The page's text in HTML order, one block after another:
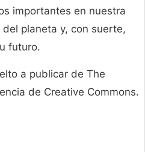
importantes en nuestra
planeta y, con suerte,
futuro.
a publicar de The
de Creative Commons.